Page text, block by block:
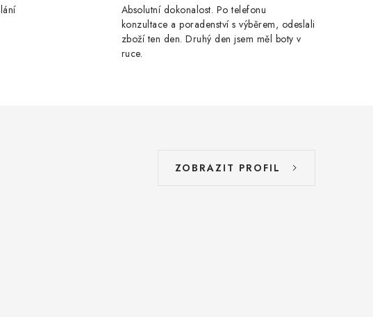
Absolutní dokonalost. Po telefonu
konzultace a poradenství s výběrem, odeslali
zboží ten den. Druhý den jsem měl boty v
ruce.
ZOBRAZIT PROFIL